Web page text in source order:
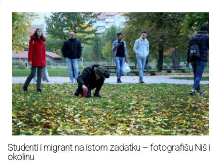
Studenti i migrant na istom zadatku – fotografišu Niš i
okolinu